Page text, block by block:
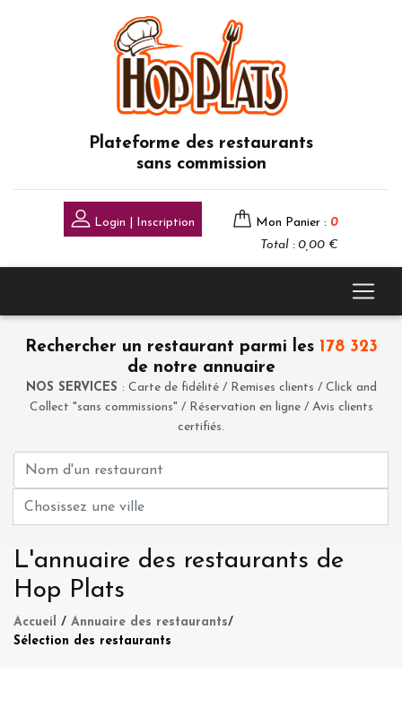
Plateforme des restaurants
sans commission
Login | Inscription Mon Panier : 0
Total : 0,00 €
Rechercher un restaurant parmi les 178 323
de notre annuaire
NOS SERVICES : Carte de fidélité / Remises clients / Click and
Collect "sans commissions" / Réservation en ligne / Avis clients
certifiés.
L'annuaire des restaurants de
Hop Plats
Accueil / Annuaire des restaurants/
Sélection des restaurants